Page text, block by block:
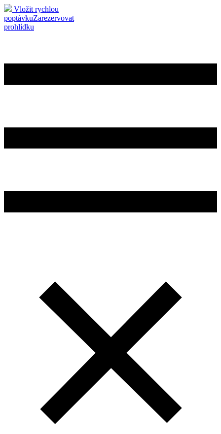
Vložit rychlou
poptávkuZarezervovat
prohlídku